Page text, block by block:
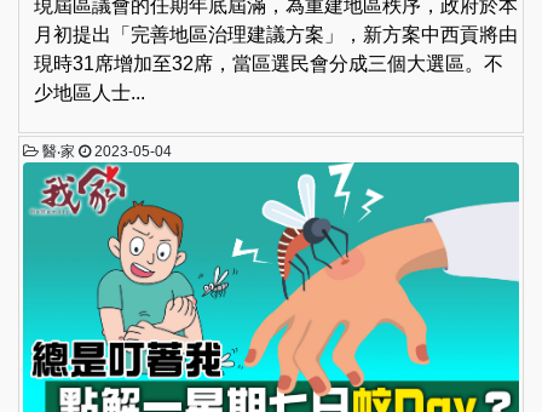
現屆區議會的任期年底屆滿，為重建地區秩序，政府於本
月初提出「完善地區治理建議方案」，新方案中西貢將由
現時31席增加至32席，當區選民會分成三個大選區。不
少地區人士...
醫‧家 2023-05-04